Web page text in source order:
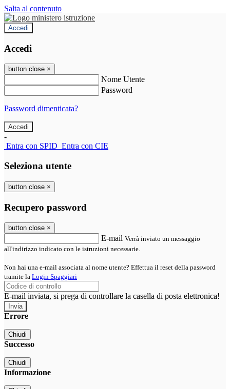
Salta al contenuto
Accedi
Accedi
button close ×
Nome Utente
Password
Password dimenticata?
-
Entra con SPID Entra con CIE
Seleziona utente
button close ×
Recupero password
button close ×
E-mail Verrà inviato un messaggio
all'indirizzo indicato con le istruzioni necessarie.
Non hai una e-mail associata al nome utente? Effettua il reset della password
tramite la Login Spaggiari
E-mail inviata, si prega di controllare la casella di posta elettronica!
Errore
Chiudi
Successo
Chiudi
Informazione